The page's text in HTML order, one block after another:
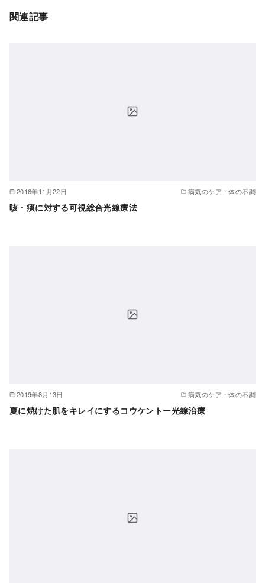
関連記事
2016年11月22日 病気のケア・体の不調
咳・痰に対する可視総合光線療法
2019年8月13日 病気のケア・体の不調
夏に焼けた肌をキレイにするコウケントー光線治療